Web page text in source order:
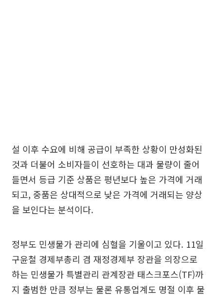
설 이후 수요에 비해 공급이 부족한 상황이 만성화된
것과 더불어 소비자들이 선호하는 대과 물량이 줄어
들면서 등급 기준 상품은 평년보다 높은 가격에 거래
되고, 중품은 상대적으로 낮은 가격에 거래되는 양상
을 보인다는 분석이다.
정부도 민생물가 관리에 심혈을 기울이고 있다. 11일
구윤철 경제부총리 겸 재정경제부 장관을 의장으로
하는 민생물가 특별관리 관계장관 태스크포스(TF)까
지 출범한 만큼 정부는 물론 유통업계도 명절 이후 물